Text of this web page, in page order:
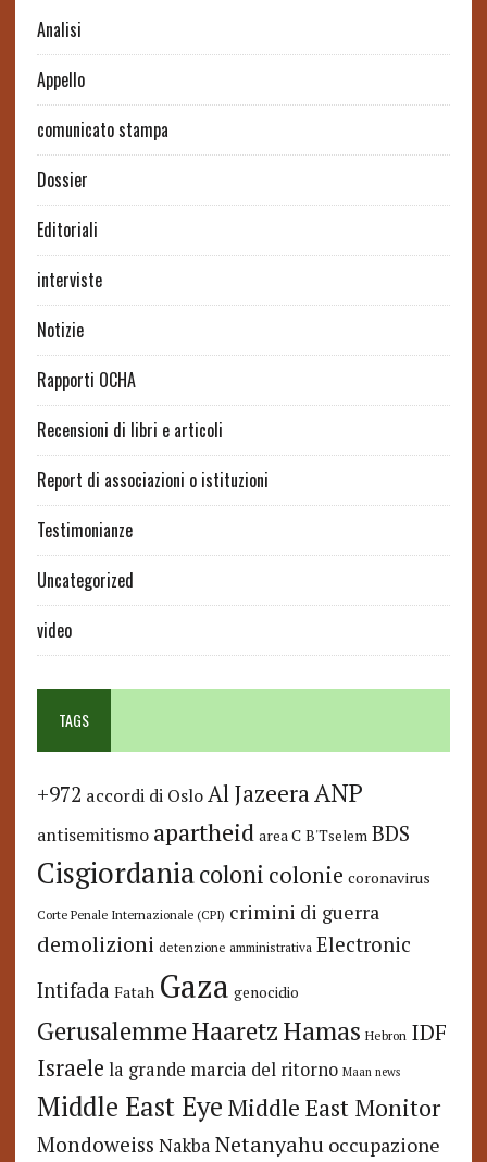
Analisi
Appello
comunicato stampa
Dossier
Editoriali
interviste
Notizie
Rapporti OCHA
Recensioni di libri e articoli
Report di associazioni o istituzioni
Testimonianze
Uncategorized
video
TAGS
+972 accordi di Oslo Al JazeeraANP
antisemitismo apartheid area C B'Tselem BDS
Cisgiordaniacoloni colonie coronavirus
Corte Penale Internazionale (CPI) crimini di guerra
demolizioni detenzione amministrativa Electronic
Intifada Fatah Gaza genocidio
GerusalemmeHaaretzHamas Hebron IDF
Israele la grande marcia del ritorno Maan news
Middle East Eye Middle East Monitor
Mondoweiss Nakba Netanyahu occupazione